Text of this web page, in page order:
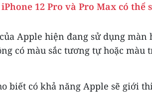
12 Pro và Pro Max có thể
Apple hiện đang sử dụng màn
có màu sắc tương tự hoặc màu
biết có khả năng Apple sẽ giới